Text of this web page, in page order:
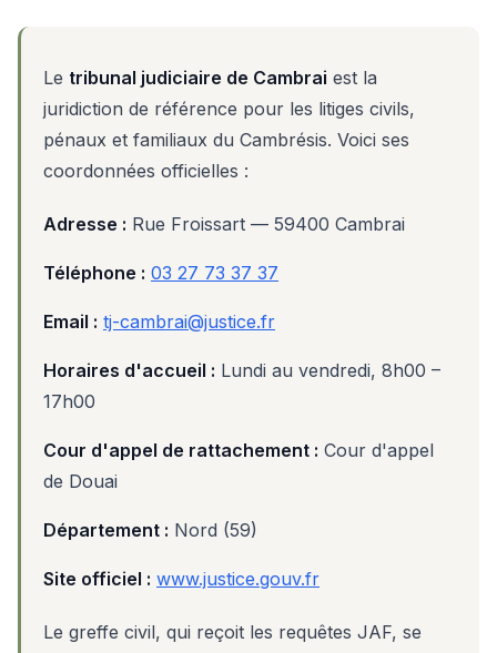
Le tribunal judiciaire de Cambrai est la
juridiction de référence pour les litiges civils,
pénaux et familiaux du Cambrésis. Voici ses
coordonnées officielles :
Adresse : Rue Froissart — 59400 Cambrai
Téléphone : 03 27 73 37 37
Email : tj-cambrai@justice.fr
Horaires d'accueil : Lundi au vendredi, 8h00 –
17h00
Cour d'appel de rattachement : Cour d'appel
de Douai
Département : Nord (59)
Site officiel : www.justice.gouv.fr
Le greffe civil, qui reçoit les requêtes JAF, se